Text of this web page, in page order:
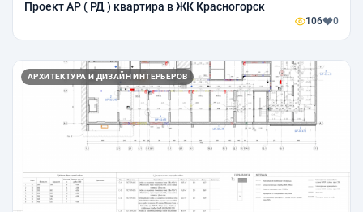
Проект АР ( РД ) квартира в ЖК Красногорск
106 0
АРХИТЕКТУРА И ДИЗАЙН ИНТЕРЬЕРОВ